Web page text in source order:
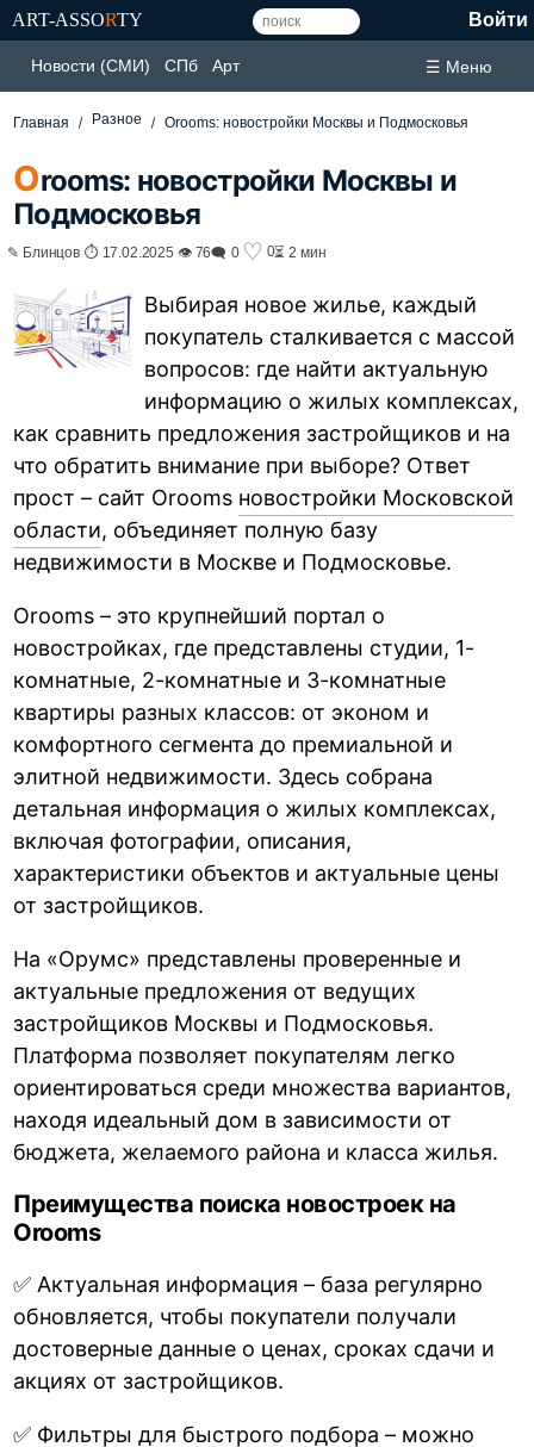
ART-ASSORTY Войти
Новости (СМИ) СПб Арт ☰ Меню
Главная Разное Orooms: новостройки Москвы и Подмосковья
Orooms: новостройки Москвы и
Подмосковья
✎ Блинцов ⏱ 17.02.2025 👁 76🗨 0 ♡ 0⏳ 2 мин
Выбирая новое жилье, каждый
покупатель сталкивается с массой
вопросов: где найти актуальную
информацию о жилых комплексах,
как сравнить предложения застройщиков и на
что обратить внимание при выборе? Ответ
прост – сайт Orooms новостройки Московской
области, объединяет полную базу
недвижимости в Москве и Подмосковье.
Orooms – это крупнейший портал о
новостройках, где представлены студии, 1-
комнатные, 2-комнатные и 3-комнатные
квартиры разных классов: от эконом и
комфортного сегмента до премиальной и
элитной недвижимости. Здесь собрана
детальная информация о жилых комплексах,
включая фотографии, описания,
характеристики объектов и актуальные цены
от застройщиков.
На «Орумс» представлены проверенные и
актуальные предложения от ведущих
застройщиков Москвы и Подмосковья.
Платформа позволяет покупателям легко
ориентироваться среди множества вариантов,
находя идеальный дом в зависимости от
бюджета, желаемого района и класса жилья.
Преимущества поиска новостроек на
Orooms
✅ Актуальная информация – база регулярно
обновляется, чтобы покупатели получали
достоверные данные о ценах, сроках сдачи и
акциях от застройщиков.
✅ Фильтры для быстрого подбора – можно